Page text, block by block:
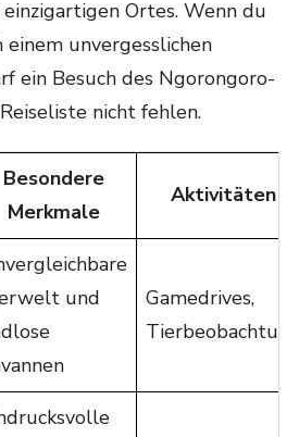
Ortes. Wenn du
einem unvergesslichen
ein Besuch des Ngorongoro-
nicht fehlen.
Besondere
Merkmale
Aktivitäten
und
Gamedrives,